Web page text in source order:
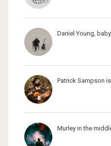
Daniel Young,
Patrick Sampson
Murley in the